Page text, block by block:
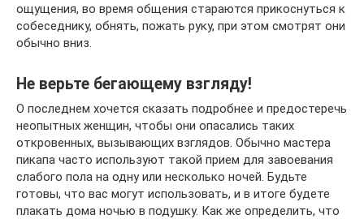
ощущения, во время общения стараются прикоснуться к
собеседнику, обнять, пожать руку, при этом смотрят они
обычно вниз.
Не верьте бегающему взгляду!
О последнем хочется сказать подробнее и предостеречь
неопытных женщин, чтобы они опасались таких
откровенных, вызывающих взглядов. Обычно мастера
пикапа часто используют такой прием для завоевания
слабого пола на одну или несколько ночей. Будьте
готовы, что вас могут использовать, и в итоге будете
плакать дома ночью в подушку. Как же определить, что